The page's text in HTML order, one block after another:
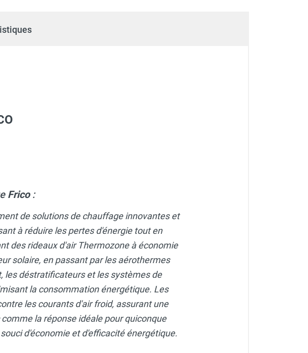
Frico:
de solutions de chauffage innovantes et
à réduire les pertes d'énergie tout en
des rideaux d'air Thermozone à économie
solaire, en passant par les aérothermes
les déstratificateurs et les systèmes de
la consommation énergétique. Les
les courants d'air froid, assurant une
la réponse idéale pour quiconque
d'économie et d'efficacité énergétique.